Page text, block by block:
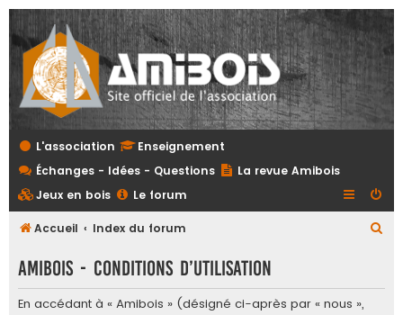
L'association
Enseignement
Échanges - Idées - Questions
La revue Amibois
Jeux en bois
Le forum
Accueil Index du forum
Amibois - Conditions d’utilisation
En accédant à « Amibois » (désigné ci-après par « nous »,